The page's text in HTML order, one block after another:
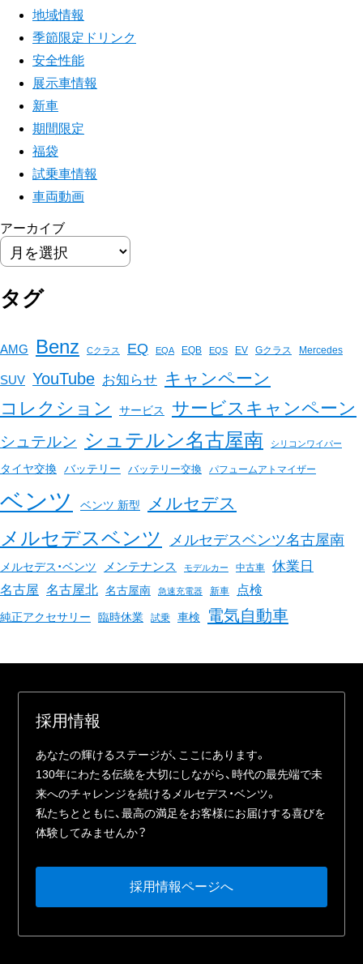
地域情報
季節限定ドリンク
安全性能
展示車情報
新車
期間限定
福袋
試乗車情報
車両動画
アーカイブ
タグ
AMG Benz Cクラス EQ EQA EQB EQS EV Gクラス Mercedes
SUV YouTube お知らせ キャンペーン
コレクション サービス サービスキャンペーン
シュテルン シュテルン名古屋南 シリコンワイパー
タイヤ交換 バッテリー バッテリー交換 パフュームアトマイザー
ベンツ ベンツ 新型 メルセデス
メルセデスベンツ メルセデスベンツ名古屋南
メルセデス・ベンツ メンテナンス モデルカー 中古車 休業日
名古屋 名古屋北 名古屋南 急速充電器 新車 点検
純正アクセサリー 臨時休業 試乗 車検 電気自動車
採⽤情報
あなたの輝けるステージが、ここにあります。
130年にわたる伝統を⼤切にしながら、時代の最先端で未
来へのチャレンジを続けるメルセデス・ベンツ。
私たちとともに、最⾼の満⾜をお客様にお届けする喜びを
体験してみませんか？
採⽤情報ページへ